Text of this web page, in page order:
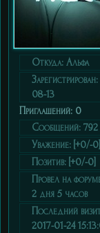
Откуда: Альфа
Зарегистрирован
08-13
Приглашений: 0
Сообщений: 792
Уважение: [+0/-0]
Позитив: [+0/-0]
Провел на
2 дня 5 часов
Последний
2017-01-24